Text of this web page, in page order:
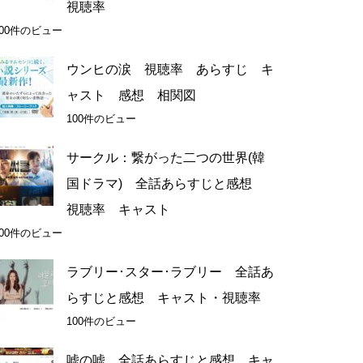
視聴率
件のビュー
ウンヒの涙 視聴率 あらすじ キ
ャスト 感想 相関図
100件のビュー
サークル：繋がった二つの世界(韓
国ドラマ) 全話あらすじと感想
視聴率 キャスト
件のビュー
ラブリー･スター･ラブリー 全話あ
らすじと感想 キャスト・視聴率
100件のビュー
嘘の嘘 全話あらすじと感想 キャ